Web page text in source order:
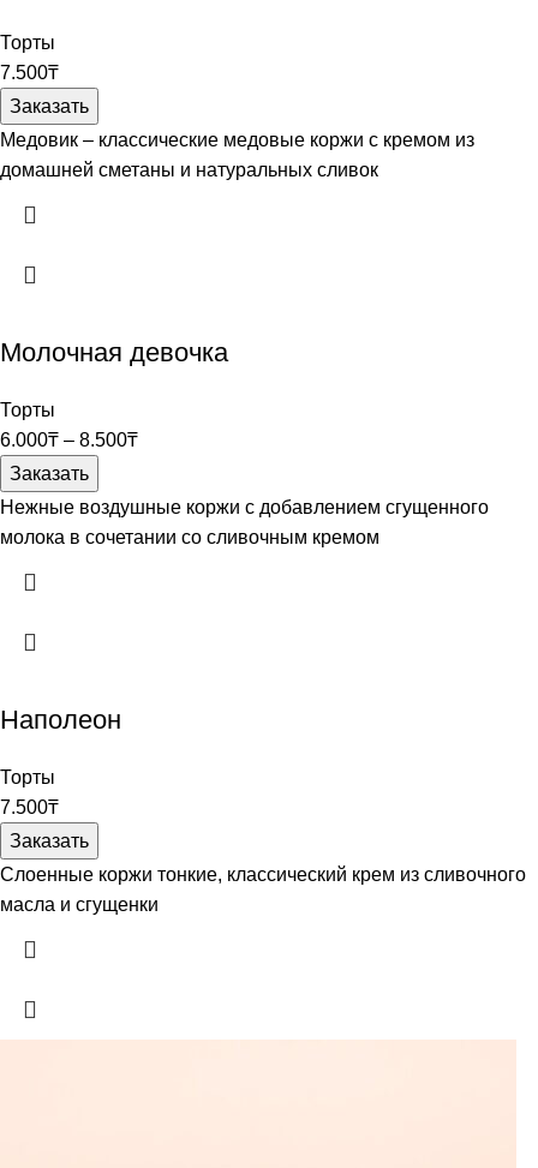
Торты
7.500₸
Заказать
Медовик – классические медовые коржи с кремом из
домашней сметаны и натуральных сливок
Молочная девочка
Торты
6.000₸ – 8.500₸
Заказать
Нежные воздушные коржи с добавлением сгущенного
молока в сочетании со сливочным кремом
Наполеон
Торты
7.500₸
Заказать
Слоенные коржи тонкие, классический крем из сливочного
масла и сгущенки